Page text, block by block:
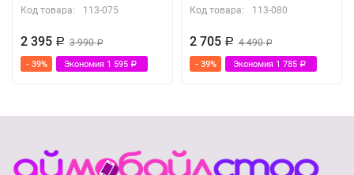
Код товара: 113-075
2 395 Р 3 990Р
- 39% Экономия 1 595 Р
Код товара: 113-080
2 705 Р 4 490Р
- 39% Экономия 1 785 Р